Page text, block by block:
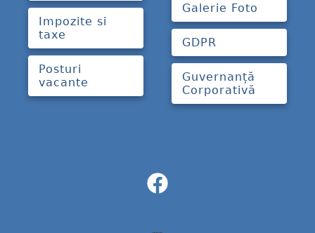
Impozite si
taxe
Posturi
vacante
Galerie Foto
GDPR
Guvernanță
Corporativă